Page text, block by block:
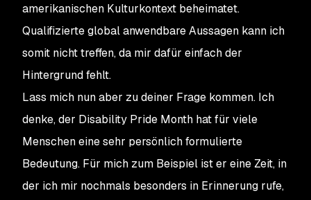
amerikanischen Kulturkontext beheimatet.
Qualifizierte global anwendbare Aussagen kann ich
somit nicht treffen, da mir dafür einfach der
Hintergrund fehlt.
Lass mich nun aber zu deiner Frage kommen. Ich
denke, der Disability Pride Month hat für viele
Menschen eine sehr persönlich formulierte
Bedeutung. Für mich zum Beispiel ist er eine Zeit, in
der ich mir nochmals besonders in Erinnerung rufe,